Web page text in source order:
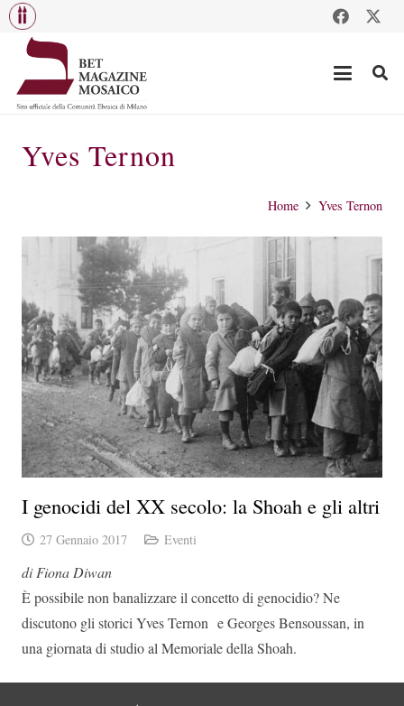
Yves Ternon
Home Yves Ternon
I genocidi del XX secolo: la Shoah e gli altri
27 Gennaio 2017 Eventi
di Fiona Diwan
È possibile non banalizzare il concetto di genocidio? Ne
discutono gli storici Yves Ternon e Georges Bensoussan, in
una giornata di studio al Memoriale della Shoah.